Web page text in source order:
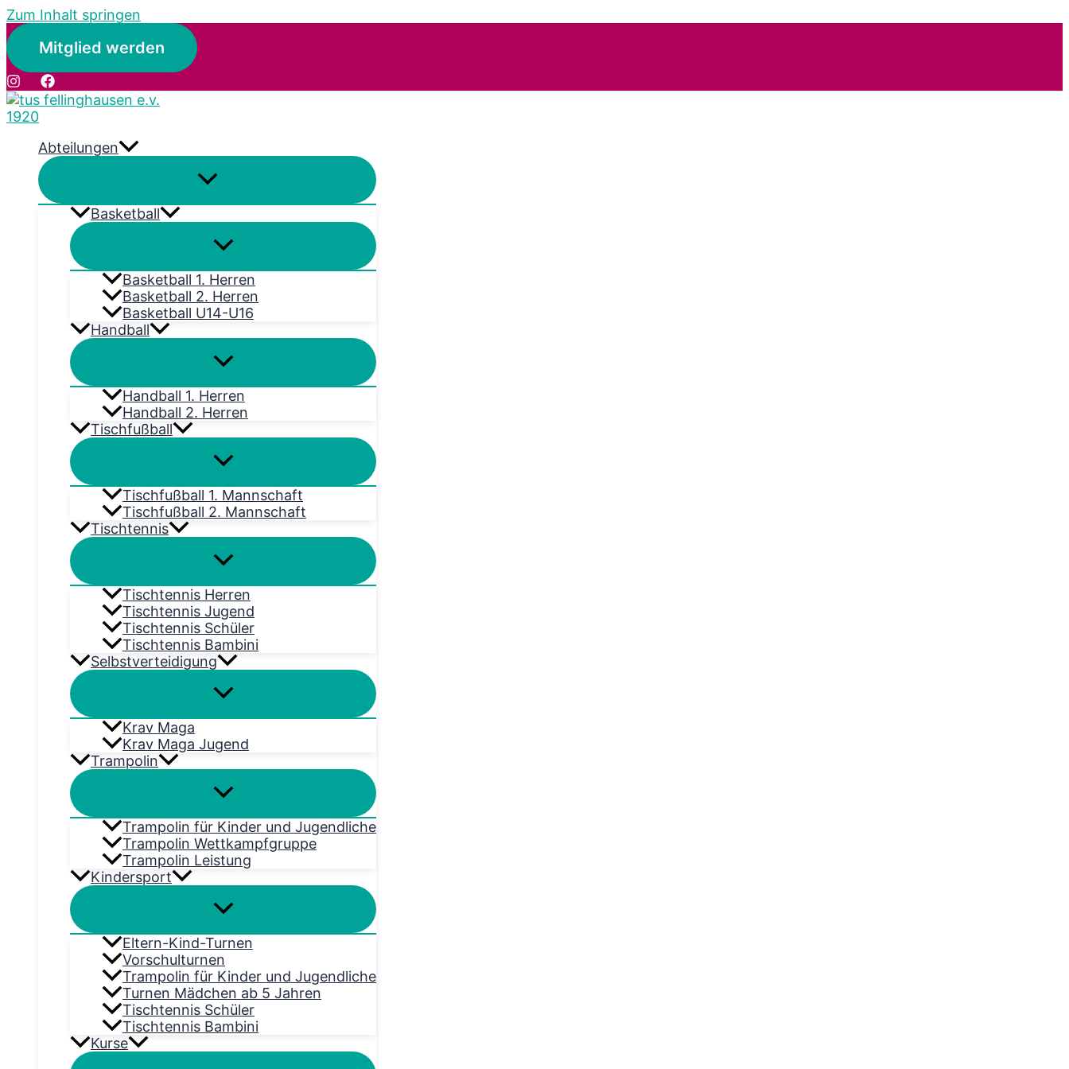
Zum Inhalt springen
Mitglied werden
Abteilungen
Basketball
Basketball 1. Herren
Basketball 2. Herren
Basketball U14-U16
Handball
Handball 1. Herren
Handball 2. Herren
Tischfußball
Tischfußball 1. Mannschaft
Tischfußball 2. Mannschaft
Tischtennis
Tischtennis Herren
Tischtennis Jugend
Tischtennis Schüler
Tischtennis Bambini
Selbstverteidigung
Krav Maga
Krav Maga Jugend
Trampolin
Trampolin für Kinder und Jugendliche
Trampolin Wettkampfgruppe
Trampolin Leistung
Kindersport
Eltern-Kind-Turnen
Vorschulturnen
Trampolin für Kinder und Jugendliche
Turnen Mädchen ab 5 Jahren
Tischtennis Schüler
Tischtennis Bambini
Kurse